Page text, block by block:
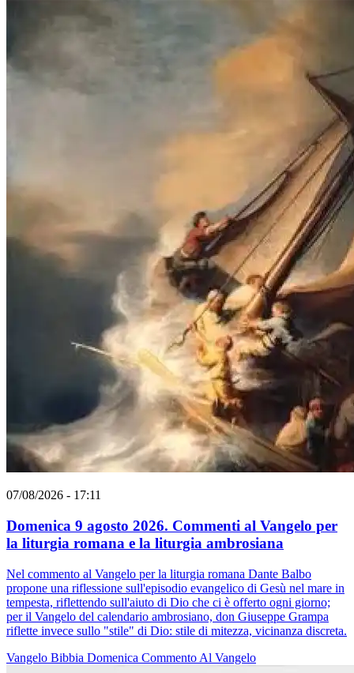
07/08/2026 - 17:11
Domenica 9 agosto 2026. Commenti al Vangelo per
la liturgia romana e la liturgia ambrosiana
Nel commento al Vangelo per la liturgia romana Dante Balbo
propone una riflessione sull'episodio evangelico di Gesù nel mare in
tempesta, riflettendo sull'aiuto di Dio che ci è offerto ogni giorno;
per il Vangelo del calendario ambrosiano, don Giuseppe Grampa
riflette invece sullo "stile" di Dio: stile di mitezza, vicinanza discreta.
Vangelo Bibbia Domenica Commento Al Vangelo